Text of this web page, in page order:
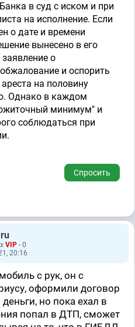
в суд с иском и при
на исполнение. Если
о дате и времени
вынесено в его
о
и оспорить
на половину
Однако в каждом
минимум" и
соблюдаться при
Спросить
VIP - 0
20:16
с рук, он с
оформили договор
но пока ехал в
попал в ДТП, сможет